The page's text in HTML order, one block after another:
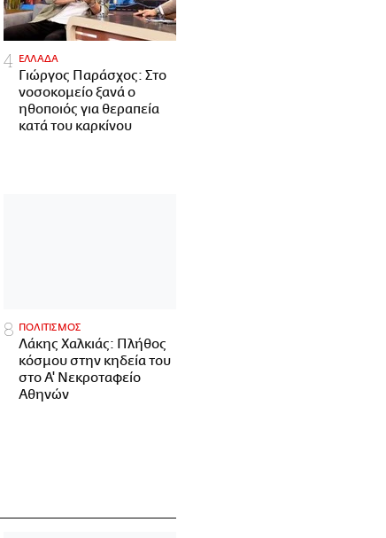
ΕΛΛΑΔΑ
Γιώργος Παράσχος: Στο
νοσοκομείο ξανά ο
ηθοποιός για θεραπεία
κατά του καρκίνου
ΠΟΛΙΤΙΣΜΟΣ
Λάκης Χαλκιάς: Πλήθος
κόσμου στην κηδεία του
στο Α' Νεκροταφείο
Αθηνών